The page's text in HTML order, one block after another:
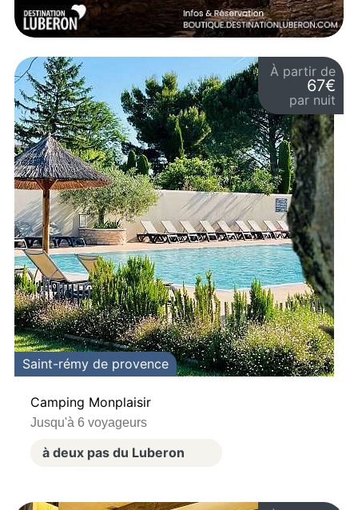
À partir de
67€
par nuit
Saint-rémy de provence
Camping Monplaisir
Jusqu'à 6 voyageurs
à deux pas du Luberon